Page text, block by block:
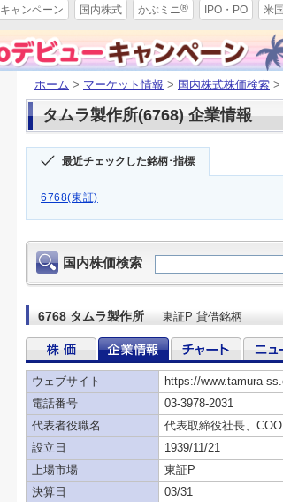
キャンペーン 国内株式 かぶミニ® IPO・PO 米
ホーム > マーケット情報 > 国内株式株価検索 >
タムラ製作所(6768) 企業情報
最近チェックした銘柄･指標
6768(東証)